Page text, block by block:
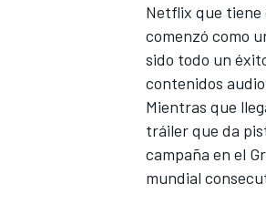
Netflix que tiene
comenzó como
sido todo un
contenidos
Mientras que
tráiler que da
campaña en el
mundial